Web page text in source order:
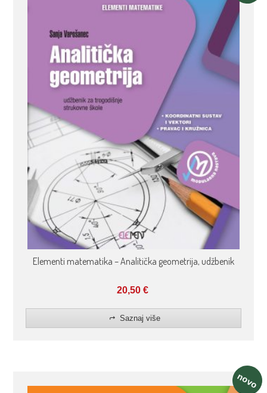
Elementi matematika – Analitička geometrija, udžbenik
20,50 €
Saznaj više
novo